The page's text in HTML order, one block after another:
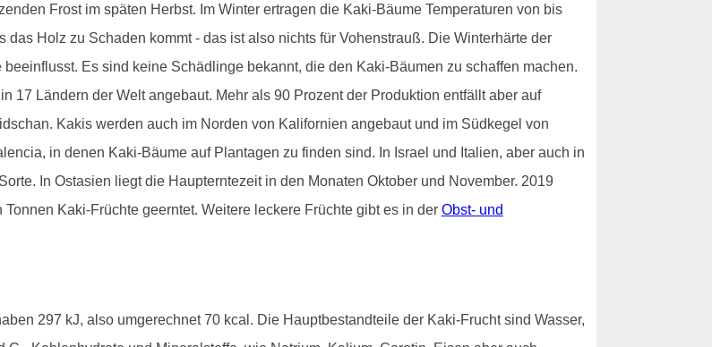
Frost im späten Herbst. Im Winter ertragen die Kaki-Bäume Temperaturen von bis
das Holz zu Schaden kommt - das ist also nichts für Vohenstrauß. Die Winterhärte der
Es sind keine Schädlinge bekannt, die den Kaki-Bäumen zu schaffen machen.
17 Ländern der Welt angebaut. Mehr als 90 Prozent der Produktion entfällt aber auf
Kakis werden auch im Norden von Kalifornien angebaut und im Südkegel von
in denen Kaki-Bäume auf Plantagen zu finden sind. In Israel und Italien, aber auch in
In Ostasien liegt die Haupterntezeit in den Monaten Oktober und November. 2019
Kaki-Früchte geerntet. Weitere leckere Früchte gibt es in der Obst- und
297 kJ, also umgerechnet 70 kcal. Die Hauptbestandteile der Kaki-Frucht sind Wasser,